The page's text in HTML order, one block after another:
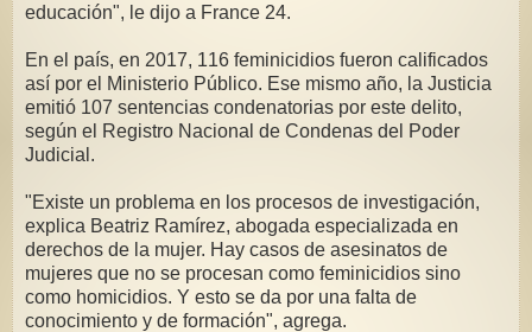
educación", le dijo a France 24.
En el país, en 2017, 116 feminicidios fueron calificados
así por el Ministerio Público. Ese mismo año, la Justicia
emitió 107 sentencias condenatorias por este delito,
según el Registro Nacional de Condenas del Poder
Judicial.
"Existe un problema en los procesos de investigación,
explica Beatriz Ramírez, abogada especializada en
derechos de la mujer. Hay casos de asesinatos de
mujeres que no se procesan como feminicidios sino
como homicidios. Y esto se da por una falta de
conocimiento y de formación", agrega.